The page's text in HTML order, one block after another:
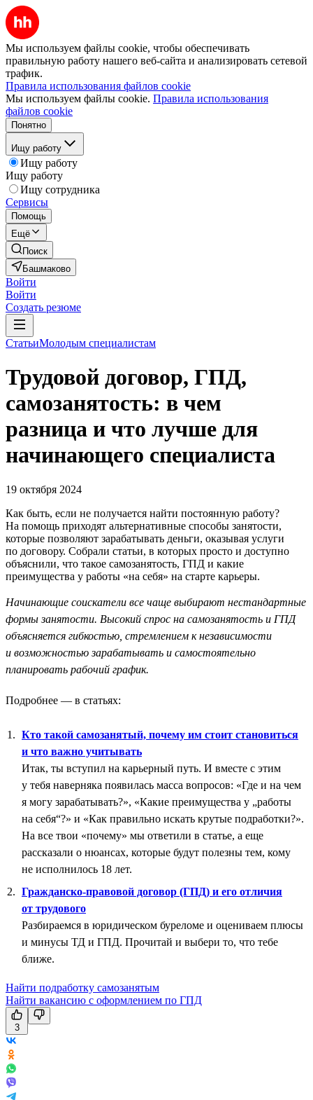
Мы используем файлы cookie, чтобы обеспечивать
правильную работу нашего веб-сайта и анализировать сетевой
трафик.
Правила использования файлов cookie
Мы используем файлы cookie. Правила использования
файлов cookie
Понятно
Ищу работу
Ищу работу
Ищу работу
Ищу сотрудника
Сервисы
Помощь
Ещё
Поиск
Башмаково
Войти
Войти
Создать резюме
СтатьиМолодым специалистам
Трудовой договор, ГПД,
самозанятость: в чем
разница и что лучше для
начинающего специалиста
19 октября 2024
Как быть, если не получается найти постоянную работу?
На помощь приходят альтернативные способы занятости,
которые позволяют зарабатывать деньги, оказывая услуги
по договору. Собрали статьи, в которых просто и доступно
объяснили, что такое самозанятость, ГПД и какие
преимущества у работы «на себя» на старте карьеры.
Начинающие соискатели все чаще выбирают нестандартные
формы занятости. Высокий спрос на самозанятость и ГПД
объясняется гибкостью, стремлением к независимости
и возможностью зарабатывать и самостоятельно
планировать рабочий график.
Подробнее — в статьях:
Кто такой самозанятый, почему им стоит становиться
и что важно учитывать
Итак, ты вступил на карьерный путь. И вместе с этим
у тебя наверняка появилась масса вопросов: «Где и на чем
я могу зарабатывать?», «Какие преимущества у „работы
на себя“?» и «Как правильно искать крутые подработки?».
На все твои «почему» мы ответили в статье, а еще
рассказали о нюансах, которые будут полезны тем, кому
не исполнилось 18 лет.
Гражданско-правовой договор (ГПД) и его отличия
от трудового
Разбираемся в юридическом буреломе и оцениваем плюсы
и минусы ТД и ГПД. Прочитай и выбери то, что тебе
ближе.
Найти подработку самозанятым
Найти вакансию с оформлением по ГПД
3